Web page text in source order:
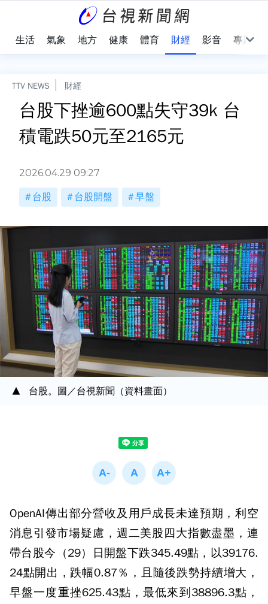
生活 氣象 地方 健康 體育 財經 影音 專題
TTV NEWS 財經
台股下挫逾600點失守39k 台
積電跌50元至2165元
2026.04.29 09:27
台股 台股開盤 早盤
台股。圖／台視新聞（資料畫面）
OpenAI傳出部分營收及用戶成長未達預期，利空
消息引發市場疑慮，週二美股四大指數盡墨，連
帶台股今（29）日開盤下跌345.49點，以39176.
24點開出，跌幅0.87％，且隨後跌勢持續增大，
早盤一度重挫625.43點，最低來到38896.3點，